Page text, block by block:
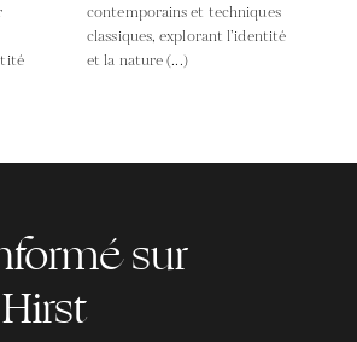
contemporains et techniques
classiques, explorant l’identité
et la nature (...)
sur